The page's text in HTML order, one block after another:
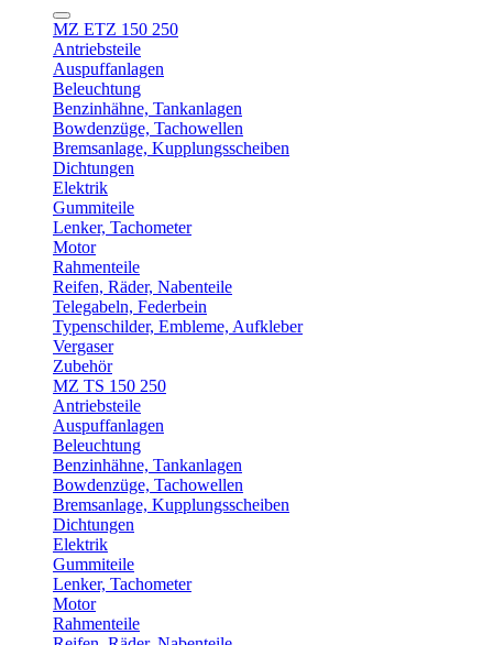
MZ ETZ 150 250
Antriebsteile
Auspuffanlagen
Beleuchtung
Benzinhähne, Tankanlagen
Bowdenzüge, Tachowellen
Bremsanlage, Kupplungsscheiben
Dichtungen
Elektrik
Gummiteile
Lenker, Tachometer
Motor
Rahmenteile
Reifen, Räder, Nabenteile
Telegabeln, Federbein
Typenschilder, Embleme, Aufkleber
Vergaser
Zubehör
MZ TS 150 250
Antriebsteile
Auspuffanlagen
Beleuchtung
Benzinhähne, Tankanlagen
Bowdenzüge, Tachowellen
Bremsanlage, Kupplungsscheiben
Dichtungen
Elektrik
Gummiteile
Lenker, Tachometer
Motor
Rahmenteile